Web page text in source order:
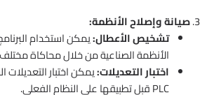
3. صيانة وإصلاح الأنظمة:
تشخيص الأعطال:يمكن استخدام
الأنظمة الصناعية من خلال محاكاة
اختبار التعديلات:يمكن اختبار التعديلات
PLC قبل تطبيقها على النظام الفعلي.